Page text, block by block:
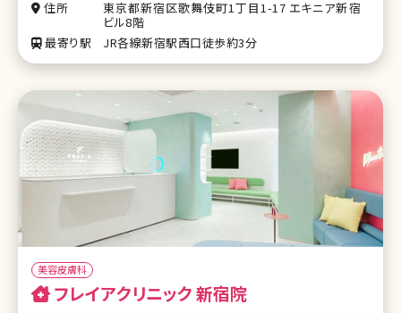
住所
東京都新宿区歌舞伎町1丁目1-17 エキニア新宿
ビル8階
最寄り駅
JR各線新宿駅西口徒歩約3分
美容皮膚科
フレイアクリニック 新宿院